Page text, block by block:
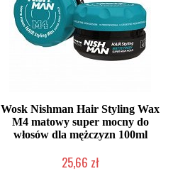
Wosk Nishman Hair Styling Wax
M4 matowy super mocny do
włosów dla mężczyzn 100ml
25,66 zł